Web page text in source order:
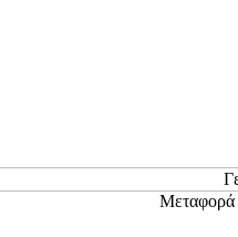
Μεταφορά